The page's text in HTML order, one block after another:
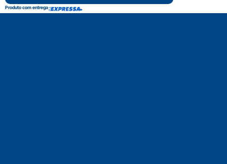
Produto com entrega